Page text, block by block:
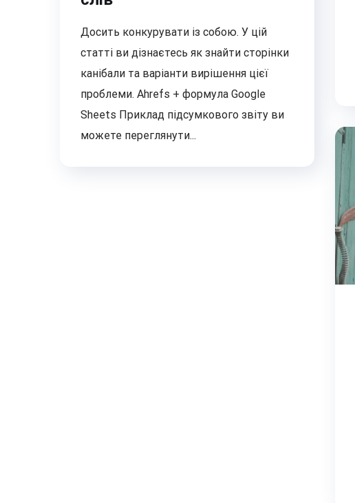
Досить конкурувати із собою. У цій
статті ви дізнаєтесь як знайти сторінки
канібали та варіанти вирішення цієї
проблеми. Ahrefs + формула Google
Sheets Приклад підсумкового звіту ви
можете переглянути...